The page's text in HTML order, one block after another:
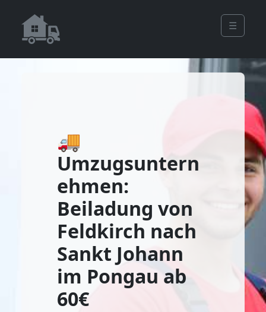
☰
🚚
Umzugsuntern
ehmen:
Beiladung von
Feldkirch nach
Sankt Johann
im Pongau ab
60€